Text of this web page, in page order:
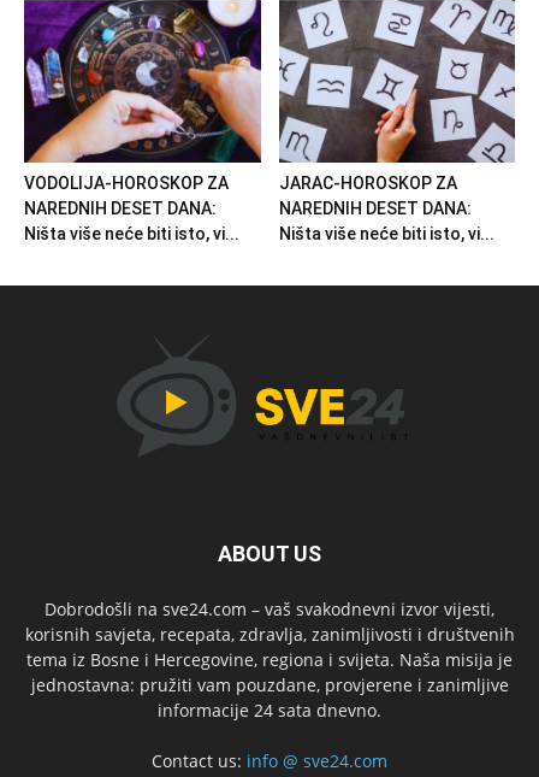
VODOLIJA-HOROSKOP ZA
NAREDNIH DESET DANA:
Ništa više neće biti isto, vi...
JARAC-HOROSKOP ZA
NAREDNIH DESET DANA:
Ništa više neće biti isto, vi...
ABOUT US
Dobrodošli na sve24.com – vaš svakodnevni izvor vijesti,
korisnih savjeta, recepata, zdravlja, zanimljivosti i društvenih
tema iz Bosne i Hercegovine, regiona i svijeta. Naša misija je
jednostavna: pružiti vam pouzdane, provjerene i zanimljive
informacije 24 sata dnevno.
Contact us: info @ sve24.com